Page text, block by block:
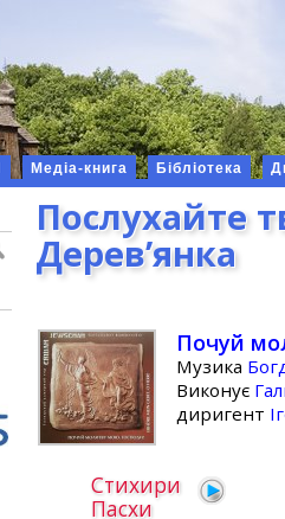
Медіа-книга Бібліотека
Послухайте
Дерев’янка
Почуй
Музика
Виконує
диригент
Стихири
Пасхи